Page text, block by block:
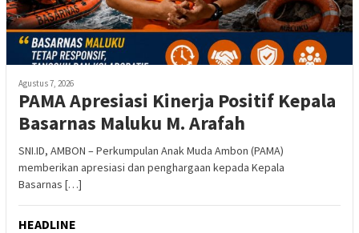
Agustus 7, 2026
PAMA Apresiasi Kinerja Positif Kepala
Basarnas Maluku M. Arafah
SNI.ID, AMBON – Perkumpulan Anak Muda Ambon (PAMA)
memberikan apresiasi dan penghargaan kepada Kepala
Basarnas […]
HEADLINE